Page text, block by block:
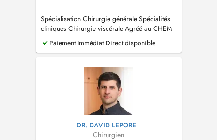
Spécialisation Chirurgie générale Spécialités
cliniques Chirurgie viscérale Agréé au CHEM
depu
Paiement Immédiat Direct disponible
DR. DAVID LEPORE
Chirurgien